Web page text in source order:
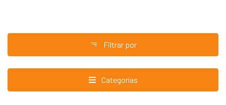
Filtrar por
Categorías